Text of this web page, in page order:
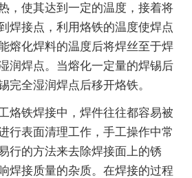
，使其达到一定的温度，接着将
焊接点，利用烙铁的温度使焊点
熔化焊料的温度后将焊丝至于焊
润焊点。当熔化一定量的焊锡后
完全湿润焊点后移开烙铁。
铁焊接中，焊件往往都容易被
行表面清理工作，手工操作中常
行的方法来去除焊接面上的锈
焊接质量的杂质。在焊接的过程